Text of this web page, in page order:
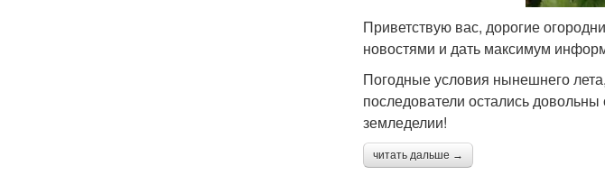
Приветствую вас, дорогие
новостями и дать максимум
Погодные условия нынешнего
последователи остались
земледелии!
читать дальше →